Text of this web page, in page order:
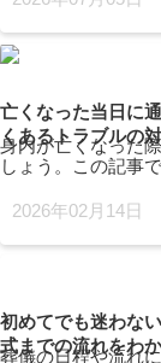
ら葬儀を進めてい
です。ぜひ一度ご
亡くなった当日に
くあるトラブルの
身内が亡くなった
しょう。この記事
解説します。火葬
しがちな中でも、
2026年02月14日
初めてでも迷わな
式までの流れをわ
葬儀の日程や流れ